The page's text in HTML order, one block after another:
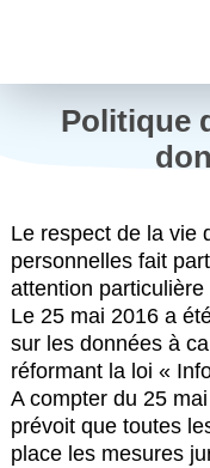
Politique
Le respect de la vie
personnelles fait
attention
Le 25 mai 2016 a
sur les données à
réformant la loi «
A compter du 25
prévoit que toutes
place les mesures